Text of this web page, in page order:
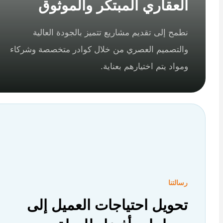
العقاري المبتكر والموثوق
نطمح إلى تقديم مشاريع تتميز بالجودة العالية
والتصميم العصري من خلال كوادر متخصصة وشركاء
ومواد يتم اختيارهم بعناية.
تحويل احتياجات العميل إلى